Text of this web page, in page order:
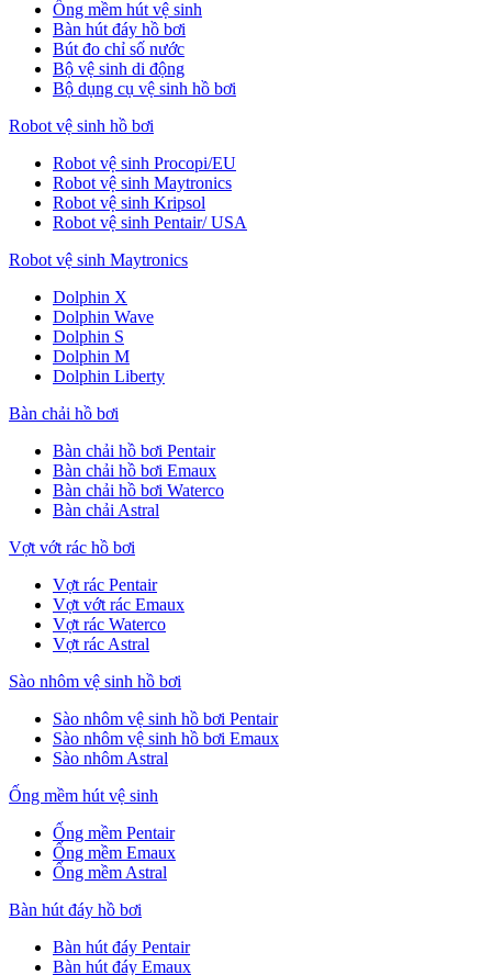
Ống mềm hút vệ sinh
Bàn hút đáy hồ bơi
Bút đo chỉ số nước
Bộ vệ sinh di động
Bộ dụng cụ vệ sinh hồ bơi
Robot vệ sinh hồ bơi
Robot vệ sinh Procopi/EU
Robot vệ sinh Maytronics
Robot vệ sinh Kripsol
Robot vệ sinh Pentair/ USA
Robot vệ sinh Maytronics
Dolphin X
Dolphin Wave
Dolphin S
Dolphin M
Dolphin Liberty
Bàn chải hồ bơi
Bàn chải hồ bơi Pentair
Bàn chải hồ bơi Emaux
Bàn chải hồ bơi Waterco
Bàn chải Astral
Vợt vớt rác hồ bơi
Vợt rác Pentair
Vợt vớt rác Emaux
Vợt rác Waterco
Vợt rác Astral
Sào nhôm vệ sinh hồ bơi
Sào nhôm vệ sinh hồ bơi Pentair
Sào nhôm vệ sinh hồ bơi Emaux
Sào nhôm Astral
Ống mềm hút vệ sinh
Ống mềm Pentair
Ống mềm Emaux
Ống mềm Astral
Bàn hút đáy hồ bơi
Bàn hút đáy Pentair
Bàn hút đáy Emaux